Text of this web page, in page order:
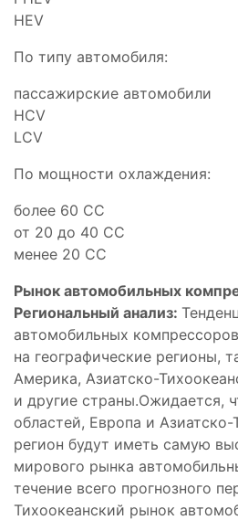
HEV
По типу автомобиля:
пассажирские автомобили
HCV
LCV
По мощности охлаждения:
более 60 CC
от 20 до 40 CC
менее 20 CC
Рынок автомобильных
Региональный анализ:
автомобильных
на географические регионы,
Америка, Азиатско-
и другие страны.Ожидается,
областей, Европа и Азиатско-
регион будут иметь самую
мирового рынка
течение всего прогнозного
Тихоокеанский рынок